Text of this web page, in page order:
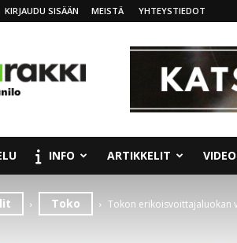
KIRJAUDU SISÄÄN MEISTÄ YHTEYSTIEDOT
INFO ARTIKKELIT
Toko Tokon erikoisvoittajaluokan